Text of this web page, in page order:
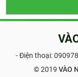
- Điện thoại:
© 2019 VÀO